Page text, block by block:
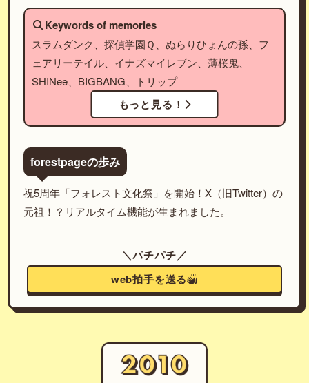
Keywords of memories
スラムダンク、探偵学園Ｑ、ぬらりひょんの孫、フ
ェアリーテイル、イナズマイレブン、薄桜鬼、
SHINee、BIGBANG、トリップ
もっと見る！
forestpageの歩み
祝5周年「フォレスト文化祭」を開始！X（旧Twitter）の
元祖！？リアルタイム機能が生まれました。
＼パチパチ／
web拍手を送る